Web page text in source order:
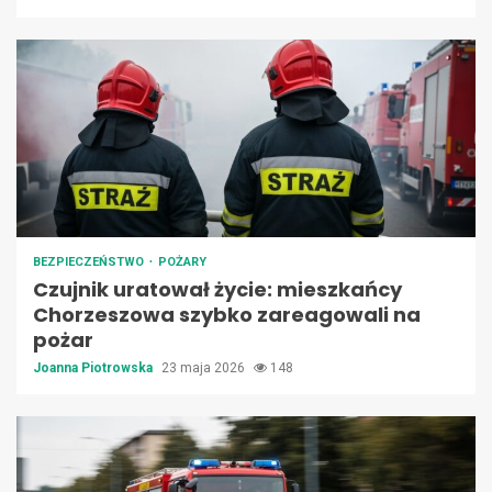
BEZPIECZEŃSTWO POŻARY
Czujnik uratował życie: mieszkańcy
Chorzeszowa szybko zareagowali na
pożar
Joanna Piotrowska 23 maja 2026 148